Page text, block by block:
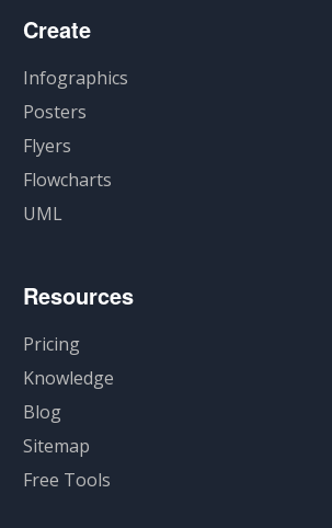
Create
Infographics
Posters
Flyers
Flowcharts
UML
Resources
Pricing
Knowledge
Blog
Sitemap
Free Tools